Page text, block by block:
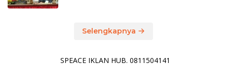
Selengkapnya
SPEACE IKLAN HUB. 0811504141